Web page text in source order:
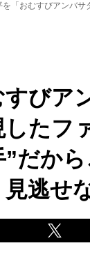
びア
したフ
だから
逃せ